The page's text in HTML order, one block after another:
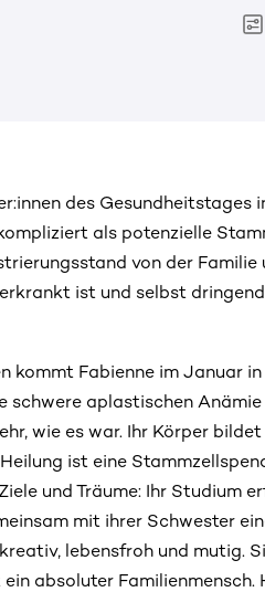
des Gesundheitstages
als potenzielle
von der Familie
ist und selbst
kommt Fabienne im Januar
schwere aplastischen
wie es war. Ihr Körper
ist eine
und Träume: Ihr Studium
mit ihrer Schwester
lebensfroh und mutig.
absoluter Familienmensch.